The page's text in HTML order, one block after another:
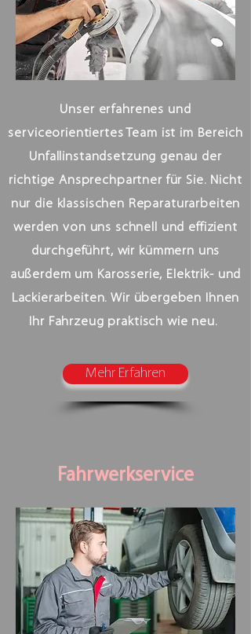
Unser erfahrenes und
serviceorientiertes Team ist im Bereich
Unfallinstandsetzung genau der
richtige Ansprechpartner für Sie. Nicht
nur die klassischen Reparaturarbeiten
werden von uns schnell und effizient
durchgeführt, wir kümmern uns
außerdem um Karosserie, Elektrik- und
Lackierarbeiten. Wir übergeben Ihnen
Ihr Fahrzeug praktisch wie neu.
Mehr Erfahren
Fahrwerkservice